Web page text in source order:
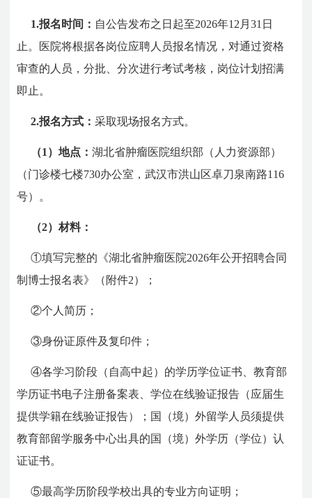
1.报名时间： 自公告发布之日起至2026年12月31日
止。医院将根据各岗位应聘人员报名情况，对通过资格
审查的人员，分批、分次进行考试考核，岗位计划招满
即止。
2.报名方式：采取现场报名方式。
（1）地点：湖北省肿瘤医院组织部（人力资源部）
（门诊楼七楼730办公室，武汉市洪山区卓刀泉南路116
号）。
（2）材料：
①填写完整的《湖北省肿瘤医院2026年公开招聘合同
制博士报名表》（附件2）；
②个人简历；
③身份证原件及复印件；
④各学习阶段（自高中起）的学历学位证书、教育部
学历证书电子注册备案表、学位在线验证报告（应届生
提供学籍在线验证报告）；国（境）外留学人员须提供
教育部留学服务中心出具的国（境）外学历（学位）认
证证书。
⑤最高学历阶段学校出具的专业方向证明；